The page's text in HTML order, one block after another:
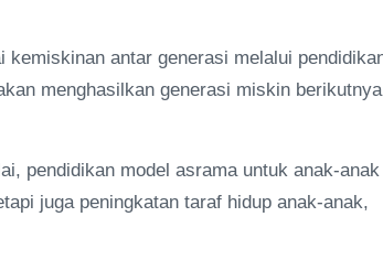
antar generasi melalui
menghasilkan generasi miskin
pendidikan model asrama untuk anak-anak
juga peningkatan taraf hidup anak-anak,